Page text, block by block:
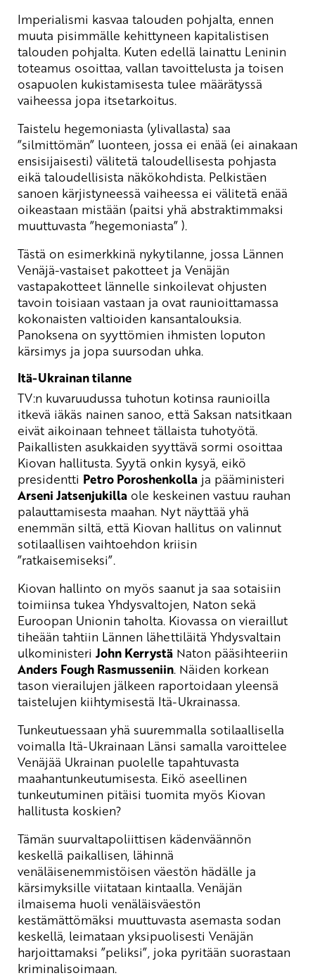
Imperialismi kasvaa talouden pohjalta, ennen
muuta pisimmälle kehittyneen kapitalistisen
talouden pohjalta. Kuten edellä lainattu Leninin
toteamus osoittaa, vallan tavoittelusta ja toisen
osapuolen kukistamisesta tulee määrätyssä
vaiheessa jopa itsetarkoitus.
Taistelu hegemoniasta (ylivallasta) saa
”silmittömän” luonteen, jossa ei enää (ei ainakaan
ensisijaisesti) välitetä taloudellisesta pohjasta
eikä taloudellisista näkökohdista. Pelkistäen
sanoen kärjistyneessä vaiheessa ei välitetä enää
oikeastaan mistään (paitsi yhä abstraktimmaksi
muuttuvasta ”hegemoniasta” ).
Tästä on esimerkkinä nykytilanne, jossa Lännen
Venäjä-vastaiset pakotteet ja Venäjän
vastapakotteet lännelle sinkoilevat ohjusten
tavoin toisiaan vastaan ja ovat raunioittamassa
kokonaisten valtioiden kansantalouksia.
Panoksena on syyttömien ihmisten loputon
kärsimys ja jopa suursodan uhka.
Itä-Ukrainan tilanne
TV:n kuvaruudussa tuhotun kotinsa raunioilla
itkevä iäkäs nainen sanoo, että Saksan natsitkaan
eivät aikoinaan tehneet tällaista tuhotyötä.
Paikallisten asukkaiden syyttävä sormi osoittaa
Kiovan hallitusta. Syytä onkin kysyä, eikö
presidentti Petro Poroshenkolla ja pääministeri
Arseni Jatsenjukilla ole keskeinen vastuu rauhan
palauttamisesta maahan. Nyt näyttää yhä
enemmän siltä, että Kiovan hallitus on valinnut
sotilaallisen vaihtoehdon kriisin
”ratkaisemiseksi”.
Kiovan hallinto on myös saanut ja saa sotaisiin
toimiinsa tukea Yhdysvaltojen, Naton sekä
Euroopan Unionin taholta. Kiovassa on vieraillut
tiheään tahtiin Lännen lähettiläitä Yhdysvaltain
ulkoministeri John Kerrystä Naton pääsihteeriin
Anders Fough Rasmusseniin. Näiden korkean
tason vierailujen jälkeen raportoidaan yleensä
taistelujen kiihtymisestä Itä-Ukrainassa.
Tunkeutuessaan yhä suuremmalla sotilaallisella
voimalla Itä-Ukrainaan Länsi samalla varoittelee
Venäjää Ukrainan puolelle tapahtuvasta
maahantunkeutumisesta. Eikö aseellinen
tunkeutuminen pitäisi tuomita myös Kiovan
hallitusta koskien?
Tämän suurvaltapoliittisen kädenväännön
keskellä paikallisen, lähinnä
venäläisenemmistöisen väestön hädälle ja
kärsimyksille viitataan kintaalla. Venäjän
ilmaisema huoli venäläisväestön
kestämättömäksi muuttuvasta asemasta sodan
keskellä, leimataan yksipuolisesti Venäjän
harjoittamaksi ”peliksi”, joka pyritään suorastaan
kriminalisoimaan.